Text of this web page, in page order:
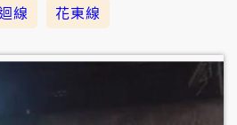
線 花東線